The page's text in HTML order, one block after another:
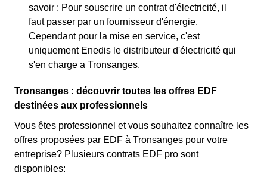
savoir : Pour souscrire un contrat d'électricité, il
faut passer par un fournisseur d'énergie.
Cependant pour la mise en service, c'est
uniquement Enedis le distributeur d'électricité qui
s'en charge a Tronsanges.
Tronsanges : découvrir toutes les offres EDF
destinées aux professionnels
Vous êtes professionnel et vous souhaitez connaître les
offres proposées par EDF à Tronsanges pour votre
entreprise? Plusieurs contrats EDF pro sont
disponibles: